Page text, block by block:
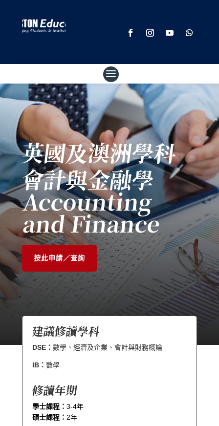
英國及澳洲學科
會計與金融學
Accounting
and Finance
按此申請／查詢
建議修讀學科
DSE： 數學、經濟及企業、會計與財務概論
IB： 數學
修讀年期
學士課程： 3-4年
碩士課程： 2年